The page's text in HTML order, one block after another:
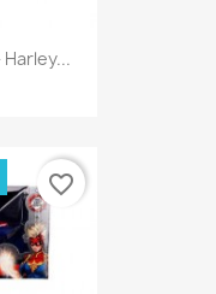
favorite_border